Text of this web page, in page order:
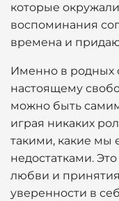
которые
воспоминания
времена и
Именно в родных
настоящему
можно быть
играя никаких
такими, какие мы
недостатками.
любви и
уверенности в